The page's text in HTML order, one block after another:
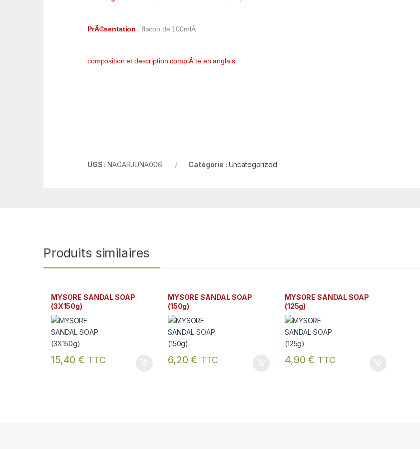
PrÃ©sentation : flacon de 100mlÂ
composition et description complÃ¨te en anglais
UGS :NAGARJUNA006 Catégorie : Uncategorized
Produits similaires
MYSORE SANDAL SOAP
(3X150g)
15,40€ TTC
MYSORE SANDAL SOAP
(150g)
6,20€ TTC
MYSORE SANDAL SOAP
(125g)
4,90€ TTC